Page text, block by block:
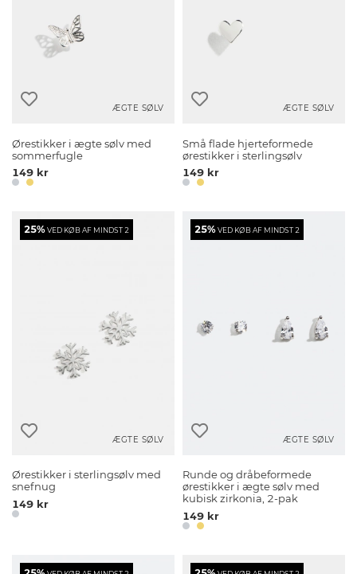
ÆGTE SØLV
Ørestikker i ægte sølv med
sommerfugle
149 kr
ÆGTE SØLV
Små flade hjerteformede
ørestikker i sterlingsølv
149 kr
25%VED KØB AF MINDST 2
ÆGTE SØLV
Ørestikker i sterlingsølv med
snefnug
149 kr
25%VED KØB AF MINDST 2
ÆGTE SØLV
Runde og dråbeformede
ørestikker i ægte sølv med
kubisk zirkonia, 2-pak
149 kr